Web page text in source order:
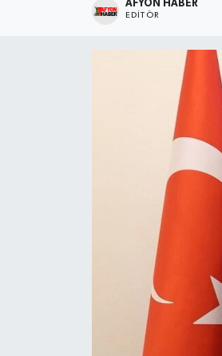
AFYON HABER
EDITÖR